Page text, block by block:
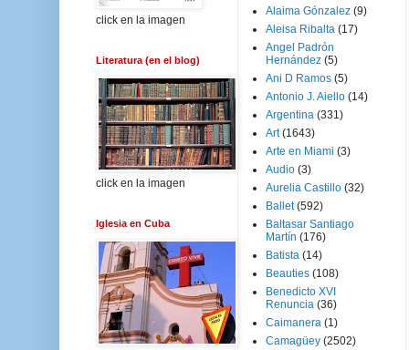
click en la imagen
Literatura (en el blog)
click en la imagen
Iglesia en Cuba
Alaima Gónzalez (9)
Aleisa Ribalta (17)
Angel Padrón
Hernández (5)
Ani D Ramos (5)
Antonio J. Aiello (14)
Argentina (331)
Art (1643)
Arte en Miami (3)
Audio (3)
Aurelia Castillo (32)
Ballet (592)
Baltasar Santiago
Martín (176)
Batista (14)
Beauties (108)
Benedicto XVI
Renuncia (36)
Caimanera (1)
Camagüey (2502)